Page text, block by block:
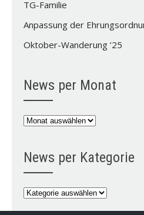
TG-Familie
Anpassung der
Oktober-Wanderung ’25
News per Monat
News
News per Kategorie
News